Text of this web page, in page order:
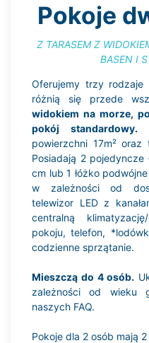
Pokoje
Z TARASEM Z
BASEN I
Oferujemy trzy rodzaje
różnią się przede
widokiem na morze,
pokój standardowy.
powierzchni 17m²
Posiadają 2
cm lub 1 łóżko
w zależności od
telewizor LED z
centralną
pokoju, telefon,
codzienne sprzątanie.
Mieszczą do 4 osób.
zależności od wieku
naszych FAQ.
Pokoje dla 2 osób mają